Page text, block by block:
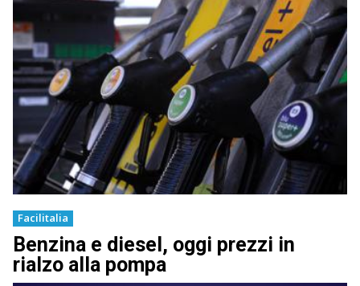
Facilitalia
Benzina e diesel, oggi prezzi in
rialzo alla pompa